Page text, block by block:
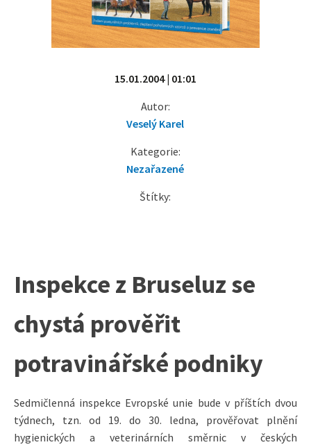
15.01.2004 | 01:01
Autor:
Veselý Karel
Kategorie:
Nezařazené
Štítky:
Inspekce z Bruseluz se
chystá prověřit
potravinářské podniky
Sedmičlenná inspekce Evropské unie bude v příštích dvou
týdnech, tzn. od 19. do 30. ledna, prověřovat plnění
hygienických a veterinárních směrnic v českých